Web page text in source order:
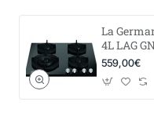
La
4L LAG
559,00€